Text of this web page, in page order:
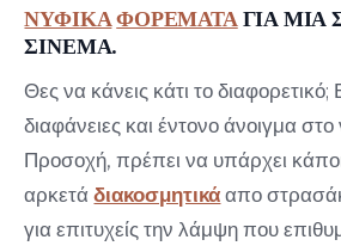
ΝΥΦΙΚΑΦΟΡΕΜΑΤΑ ΓΙΑ ΜΙΑ
ΣΙΝΕΜΑ.
Θες να κάνεις κάτι το διαφορετικό;
διαφάνειες και έντονο άνοιγμα στο
Προσοχή, πρέπει να υπάρχει
αρκετάδιακοσμητικά απο
για επιτυχείς την λάμψη που